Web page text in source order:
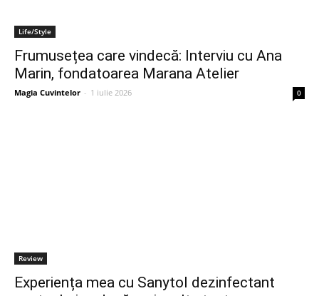
Life/Style
Frumusețea care vindecă: Interviu cu Ana
Marin, fondatoarea Marana Atelier
Magia Cuvintelor - 1 iulie 2026 0
Review
Experiența mea cu Sanytol dezinfectant